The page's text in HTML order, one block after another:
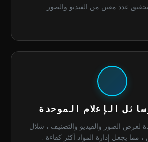
عدد معين من الفيديو والصور .
الإعلام الموحدة
لعرض الصور والفيديو والتصنيف ، شلال
مما يجعل إدارة المواد أكثر كفاءة .